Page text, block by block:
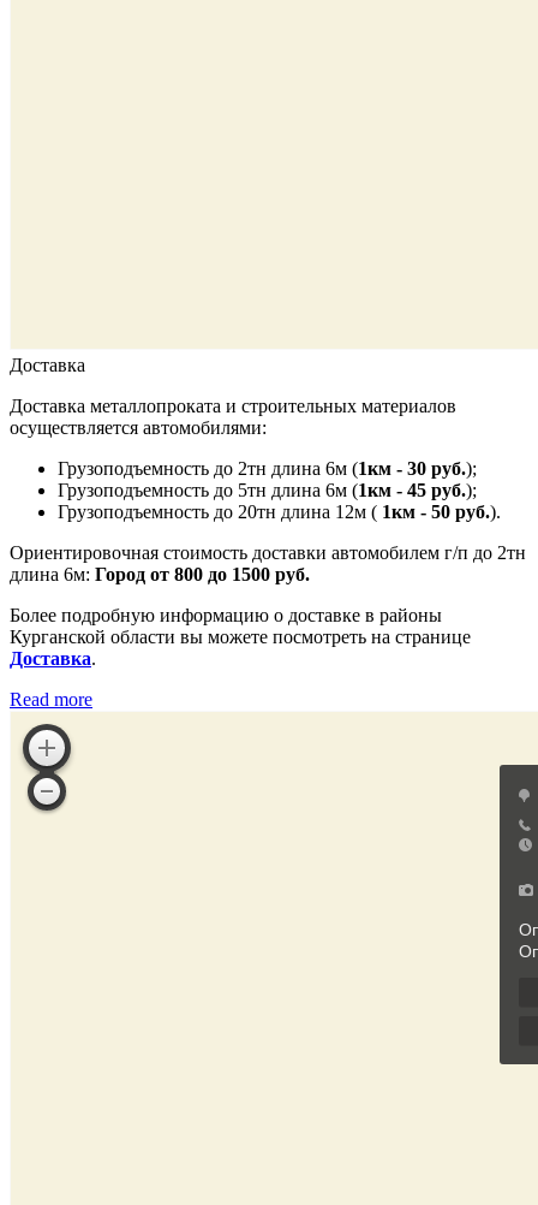
Доставка
Доставка металлопроката и строительных материалов
осуществляется автомобилями:
Грузоподъемность до 2тн длина 6м (1км - 30 руб.);
Грузоподъемность до 5тн длина 6м (1км - 45 руб.);
Грузоподъемность до 20тн длина 12м ( 1км - 50 руб.).
Ориентировочная стоимость доставки автомобилем г/п до 2тн
длина 6м: Город от 800 до 1500 руб.
Более подробную информацию о доставке в районы
Курганской области вы можете посмотреть на странице
Доставка.
Read more